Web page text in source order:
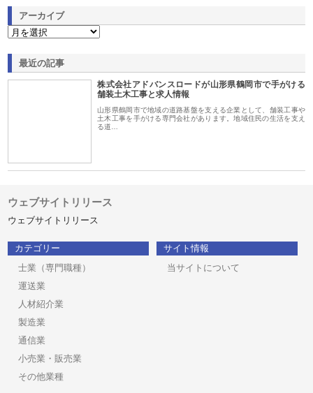
アーカイブ
最近の記事
株式会社アドバンスロードが山形県鶴岡市で手がける
舗装土木工事と求人情報
山形県鶴岡市で地域の道路基盤を支える企業として、舗装工事や
土木工事を手がける専門会社があります。地域住民の生活を支え
る道…
ウェブサイトリリース
ウェブサイトリリース
カテゴリー
士業（専門職種）
運送業
人材紹介業
製造業
通信業
小売業・販売業
その他業種
サイト情報
当サイトについて